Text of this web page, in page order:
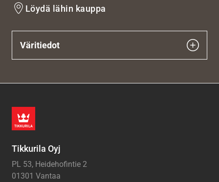
Löydä lähin kauppa
Väritiedot
Tikkurila Oyj
PL 53, Heidehofintie 2
01301 Vantaa